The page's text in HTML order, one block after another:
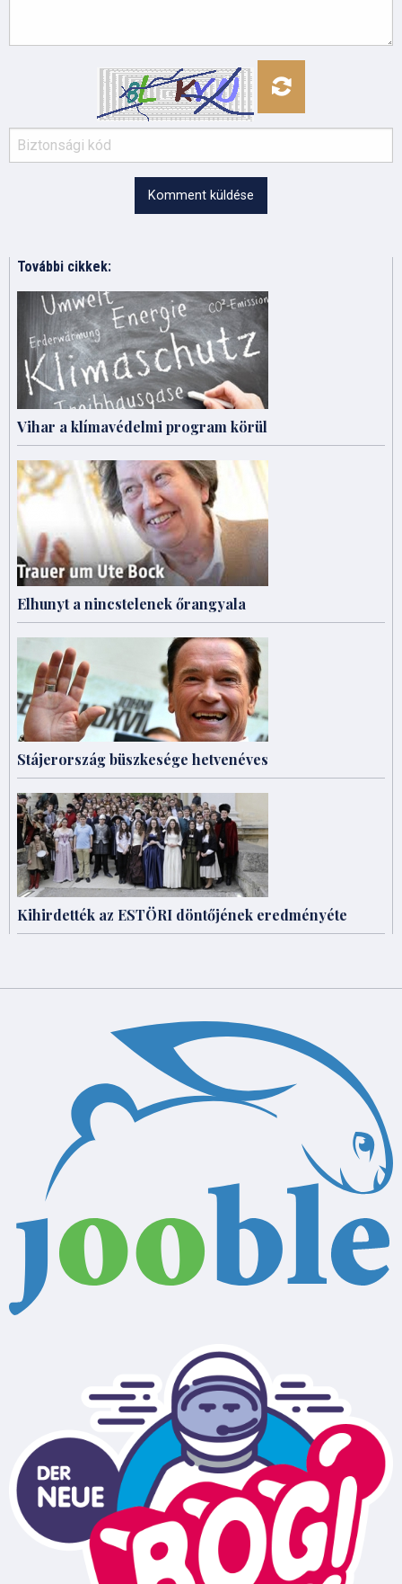
Komment küldése
További cikkek:
Vihar a klímavédelmi program körül
Elhunyt a nincstelenek őrangyala
Stájerország büszkesége hetvenéves
Kihirdették az ESTÖRI döntőjének eredményéte